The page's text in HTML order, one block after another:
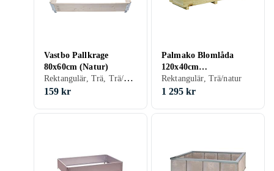
Vastbo Pallkrage
80x60cm (Natur)
Rektangulär, Trä, Trä/natur
159 kr
Palmako Blomlåda
120x40cm
Tryckimpregnerad
Rektangulär, Trä/natur
1 295 kr